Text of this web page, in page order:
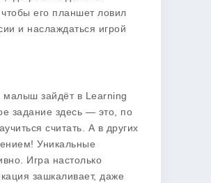
его планшет ловил
и наслаждаться игрой
малыш зайдёт в Learning
задание здесь — это, по
считать. А в других
Уникальные
Игра настолько
зашкаливает, даже